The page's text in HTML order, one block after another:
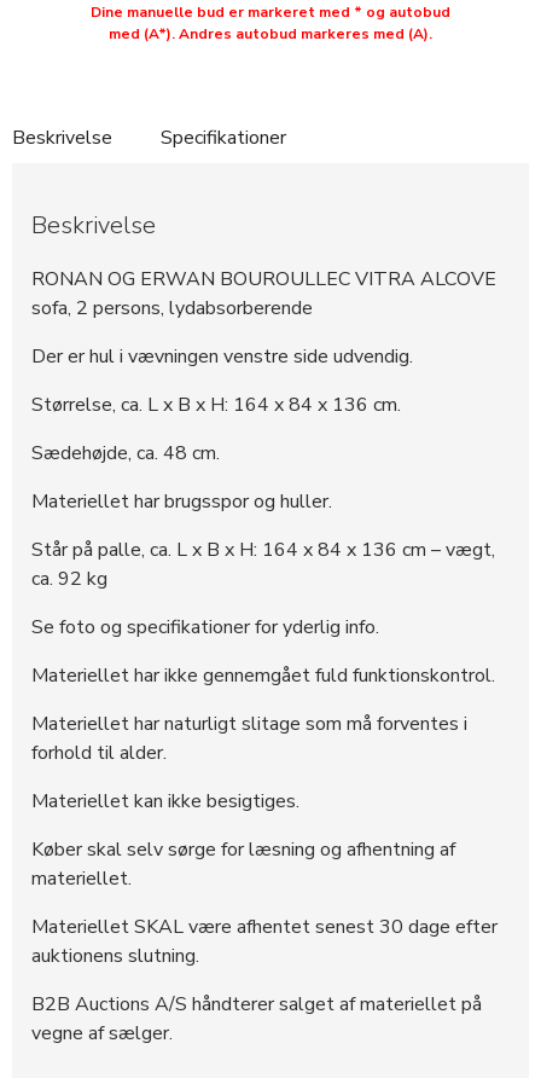
Dine manuelle bud er markeret med * og autobud
med (A*). Andres autobud markeres med (A).
Beskrivelse Specifikationer
Beskrivelse
RONAN OG ERWAN BOUROULLEC VITRA ALCOVE
sofa, 2 persons, lydabsorberende
Der er hul i vævningen venstre side udvendig.
Størrelse, ca. L x B x H: 164 x 84 x 136 cm.
Sædehøjde, ca. 48 cm.
Materiellet har brugsspor og huller.
Står på palle, ca. L x B x H: 164 x 84 x 136 cm – vægt,
ca. 92 kg
Se foto og specifikationer for yderlig info.
Materiellet har ikke gennemgået fuld funktionskontrol.
Materiellet har naturligt slitage som må forventes i
forhold til alder.
Materiellet kan ikke besigtiges.
Køber skal selv sørge for læsning og afhentning af
materiellet.
Materiellet SKAL være afhentet senest 30 dage efter
auktionens slutning.
B2B Auctions A/S håndterer salget af materiellet på
vegne af sælger.